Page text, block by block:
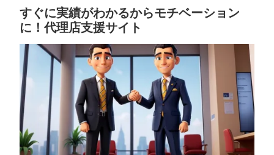
すぐに実績がわかるからモチベーション
に！代理店支援サイト